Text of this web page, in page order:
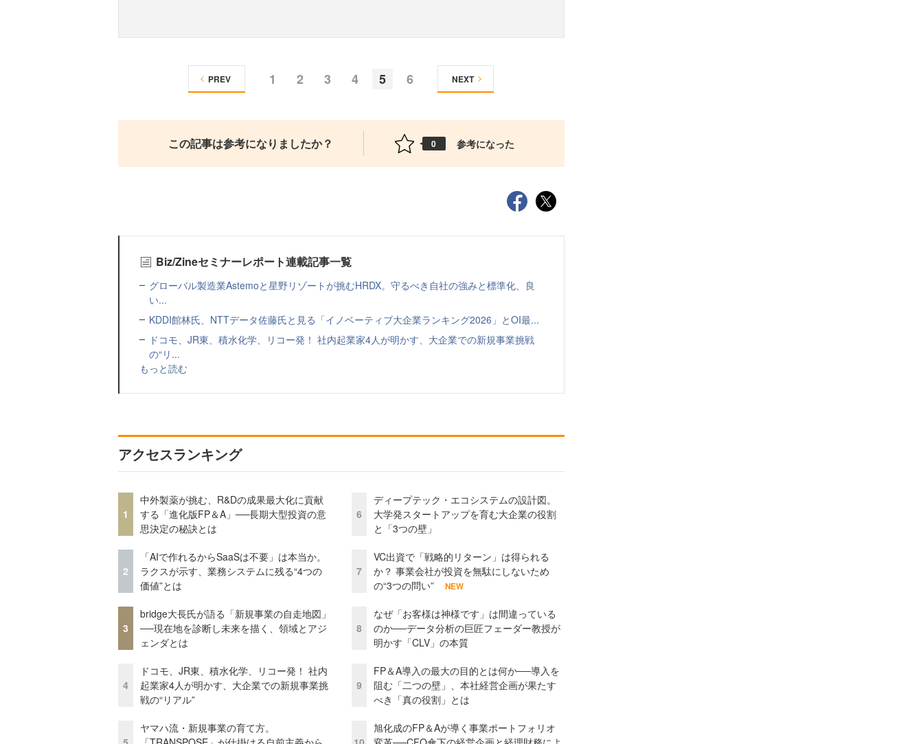
1 2 3 4 5 6
PREV NEXT
この記事は参考になりましたか？ 0 参考になった
Biz/Zineセミナーレポート連載記事一覧
グローバル製造業Astemoと星野リゾートが挑むHRDX。守るべき自社の強みと標準化、良
い...
KDDI館林氏、NTTデータ佐藤氏と見る「イノベーティブ大企業ランキング2026」とOI最...
ドコモ、JR東、積水化学、リコー発！ 社内起業家4人が明かす、大企業での新規事業挑戦
の“リ...
もっと読む
アクセスランキング
1
中外製薬が挑む、R&Dの成果最大化に貢献
する「進化版FP＆A」──長期大型投資の意
思決定の秘訣とは
2
「AIで作れるからSaaSは不要」は本当か。
ラクスが示す、業務システムに残る“4つの
価値”とは
3
bridge大長氏が語る「新規事業の自走地図」
──現在地を診断し未来を描く、領域とアジ
ェンダとは
4
ドコモ、JR東、積水化学、リコー発！ 社内
起業家4人が明かす、大企業での新規事業挑
戦の“リアル”
ヤマハ流・新規事業の育て方。
6
ディープテック・エコシステムの設計図。
大学発スタートアップを育む大企業の役割
と「3つの壁」
7
VC出資で「戦略的リターン」は得られる
か？ 事業会社が投資を無駄にしないため
の“3つの問い”
NEW
8
なぜ「お客様は神様です」は間違っている
のか──データ分析の巨匠フェーダー教授が
明かす「CLV」の本質
9
FP＆A導入の最大の目的とは何か──導入を
阻む「二つの壁」、本社経営企画が果たす
べき「真の役割」とは
旭化成のFP＆Aが導く事業ポートフォリオ